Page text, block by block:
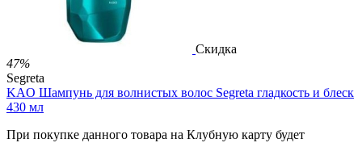
Скидка
47%
Segreta
KAO Шампунь для волнистых волос Segreta гладкость и блеск
430 мл
При покупке данного товара на Клубную карту будет